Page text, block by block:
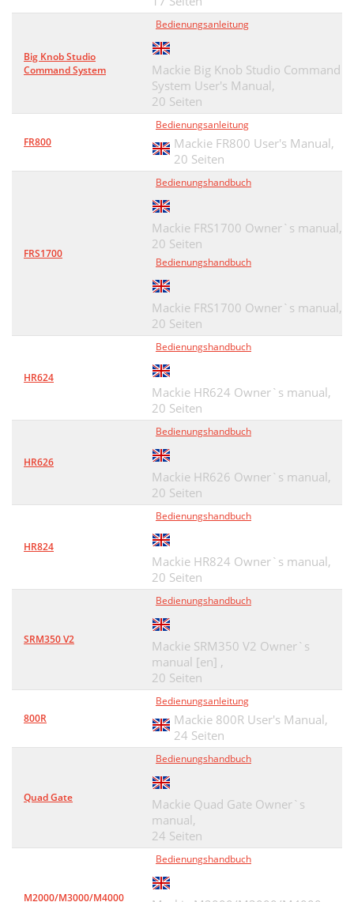
Big Knob Studio
Command System
Bedienungsanleitung
Mackie Big Knob Studio Command
System User's Manual,
20 Seiten
FR800
Bedienungsanleitung
Mackie FR800 User's Manual,
20 Seiten
FRS1700
Bedienungshandbuch
Mackie FRS1700 Owner`s manual,
20 Seiten
Bedienungshandbuch
Mackie FRS1700 Owner`s manual,
20 Seiten
HR624
Bedienungshandbuch
Mackie HR624 Owner`s manual,
20 Seiten
HR626
Bedienungshandbuch
Mackie HR626 Owner`s manual,
20 Seiten
HR824
Bedienungshandbuch
Mackie HR824 Owner`s manual,
20 Seiten
SRM350 V2
Bedienungshandbuch
Mackie SRM350 V2 Owner`s
manual [en] ,
20 Seiten
800R
Bedienungsanleitung
Mackie 800R User's Manual,
24 Seiten
Quad Gate
Bedienungshandbuch
Mackie Quad Gate Owner`s
manual,
24 Seiten
M2000/M3000/M4000
Bedienungshandbuch